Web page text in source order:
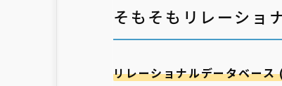
そもそもリレーショ
リレーショナルデータベ